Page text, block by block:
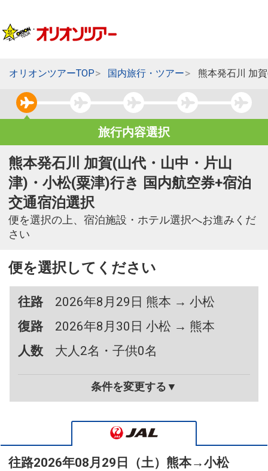
オリオンツアーTOP 国内旅行・ツアー 熊本発石川 加
旅行内容選択
熊本発石川 加賀(山代・山中・片山
津)・小松(粟津)行き 国内航空券+宿泊
交通宿泊選択
便を選択の上、宿泊施設・ホテル選択へお進みくだ
さい
便を選択してください
往路
2026年8月29日 熊本 → 小松
復路
2026年8月30日 小松 → 熊本
人数
大人2名・子供0名
条件を変更する▼
往路2026年08月29日（土） 熊本→小松